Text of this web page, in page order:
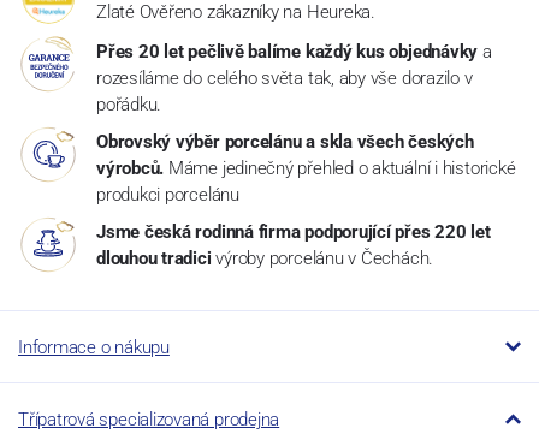
Zlaté Ověřeno zákazníky na Heureka.
Přes 20 let pečlivě balíme každý kus objednávky a
rozesíláme do celého světa tak, aby vše dorazilo v
pořádku.
Obrovský výběr porcelánu a skla všech českých
výrobců. Máme jedinečný přehled o aktuální i historické
produkci porcelánu
Jsme česká rodinná firma podporující přes 220 let
dlouhou tradici výroby porcelánu v Čechách.
Informace o nákupu
Třípatrová specializovaná prodejna